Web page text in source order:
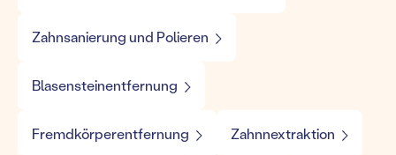
Zahnsanierung und Polieren
Blasensteinentfernung
Fremdkörperentfernung Zahnnextraktion